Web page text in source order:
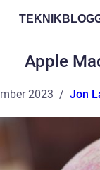
Apple
2023 Jon